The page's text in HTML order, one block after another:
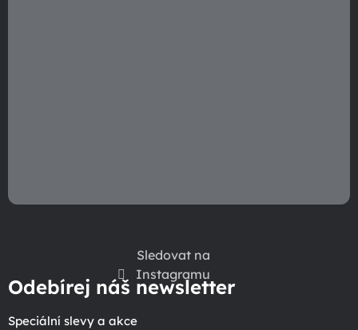
Sledovat na
Instagramu
Odebírej náš newsletter
Speciální slevy a akce